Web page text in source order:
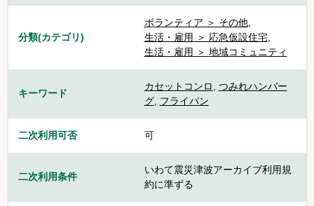
分類(カテゴリ)
ボランティア ＞ その他,
生活・雇用 ＞ 応急仮設住宅,
生活・雇用 ＞ 地域コミュニティ
キーワード
カセットコンロ, つみれハンバー
グ, フライパン
二次利用可否 可
二次利用条件
いわて震災津波アーカイブ利用規
約に準ずる